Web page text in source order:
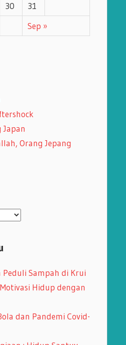
Sep »
30 31
Japan
Orang Jepang
Sampah di Krui
Hidup dengan
dan Pandemi Covid-